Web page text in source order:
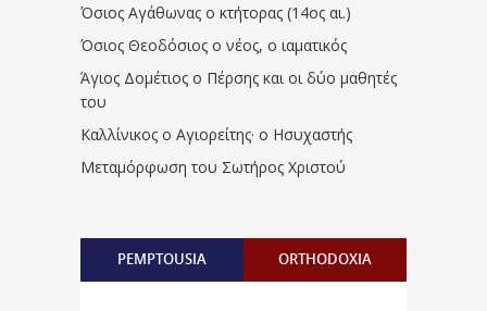
Όσιος Αγάθωνας ο κτήτορας (14ος αι.)
Όσιος Θεοδόσιος ο νέος, ο ιαματικός
Άγιος Δομέτιος ο Πέρσης και οι δύο μαθητές
του
Καλλίνικος ο Αγιορείτης · ο Ησυχαστής
Μεταμόρφωση του Σωτήρος Χριστού
PEMPTOUSIA ORTHODOXIA